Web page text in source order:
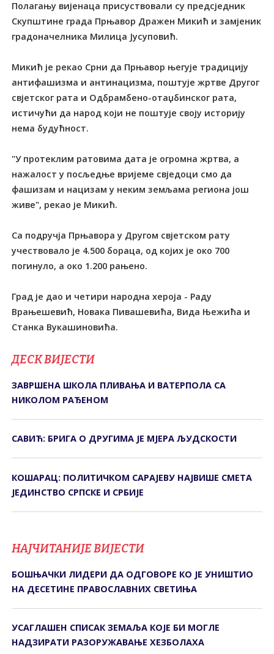
Полагању вијенаца присуствовали су предсједник
Скупштине града Прњавор Дражен Микић и замјеник
градоначелника Милица Јусуповић.
Микић је рекао Срни да Прњавор његује традицију
антифашизма и антинацизма, поштује жртве Другог
свјетског рата и Одбрамбено-отаџбинског рата,
истичући да народ који не поштује своју историју
нема будућност.
"У протеклим ратовима дата је огромна жртва, а
нажалост у посљедње вријеме свједоци смо да
фашизам и нацизам у неким земљама региона још
живе", рекао је Микић.
Са подручја Прњавора у Другом свјетском рату
учествовало је 4.500 бораца, од којих је око 700
погинуло, а око 1.200 рањено.
Град је дао и четири народна хероја - Раду
Врањешевић, Новака Пивашевића, Вида Њежића и
Станка Вукашиновића.
ДЕСК ВИЈЕСТИ
ЗАВРШЕНА ШКОЛА ПЛИВАЊА И ВАТЕРПОЛА СА
НИКОЛОМ РАЂЕНОМ
САВИЋ: БРИГА О ДРУГИМА ЈЕ МЈЕРА ЉУДСКОСТИ
КОШАРАЦ: ПОЛИТИЧКОМ САРАЈЕВУ НАЈВИШЕ СМЕТА
ЈЕДИНСТВО СРПСКЕ И СРБИЈЕ
НАЈЧИТАНИЈЕ ВИЈЕСТИ
БОШЊАЧКИ ЛИДЕРИ ДА ОДГОВОРЕ КО ЈЕ УНИШТИО
НА ДЕСЕТИНЕ ПРАВОСЛАВНИХ СВЕТИЊА
УСАГЛАШЕН СПИСАК ЗЕМАЉА КОЈЕ БИ МОГЛЕ
НАДЗИРАТИ РАЗОРУЖАВАЊЕ ХЕЗБОЛАХА